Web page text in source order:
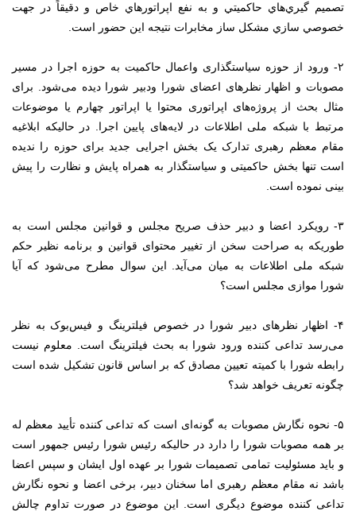
تصميم گيري‌هاي حاكميتي و به نفع اپراتور‌هاي خاص و دقيقاً در جهت
خصوصي سازي مشكل ساز مخابرات نتيجه اين حضور است.
۲- ورود از حوزه سیاستگذاری واعمال حاکمیت به حوزه اجرا در مسیر
مصوبات و اظهار نظر‌های اعضای شورا ودبیر شورا دیده می‌شود. برای
مثال بحث از پروژه‌های اپراتوری محتوا یا اپراتور چهارم یا موضوعات
مرتبط با شبکه ملی اطلاعات در لایه‌های پایین اجرا. در حالیکه ابلاغیه
مقام معظم رهبری تدارک یک بخش اجرایی جدید برای حوزه را ندیده
است تنها بخش حاکمیتی و سیاستگذار به همراه پایش و نظارت را پیش
بینی نموده است.
۳- رویکرد اعضا و دبیر حذف صریح مجلس و قوانین مجلس است به
طوریکه به صراحت سخن از تغییر محتوای قوانین و برنامه نظیر حکم
شبکه ملی اطلاعات به میان می‌آید. این سوال مطرح می‌شود که آیا
شورا موازی مجلس است؟
۴- اظهار نظرهای دبیر شورا در خصوص فیلترینگ و فیس‌بوک به نظر
می‌رسد تداعی کننده ورود شورا به بحث فیلترینگ است. معلوم نیست
رابطه شورا با کمیته تعیین مصادق که بر اساس قانون تشکیل شده است
چگونه تعریف خواهد شد؟
۵- نحوه نگارش مصوبات به گونه‌ای است که تداعی کننده تأیید معظم له
بر همه مصوبات شورا را دارد در حالیکه رئیس شورا رئیس جمهور است
و باید مسئولیت تمامی تصمیمات شورا بر عهده اول ایشان و سپس اعضا
باشد نه مقام معظم رهبری اما سخنان دبیر، برخی اعضا و نحوه نگارش
تداعی کننده موضوع دیگری است. این موضوع در صورت تداوم چالش